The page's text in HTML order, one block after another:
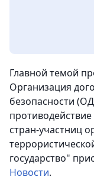
Главной темой
Организация
безопасности
стран-участниц
государство"
Новости.